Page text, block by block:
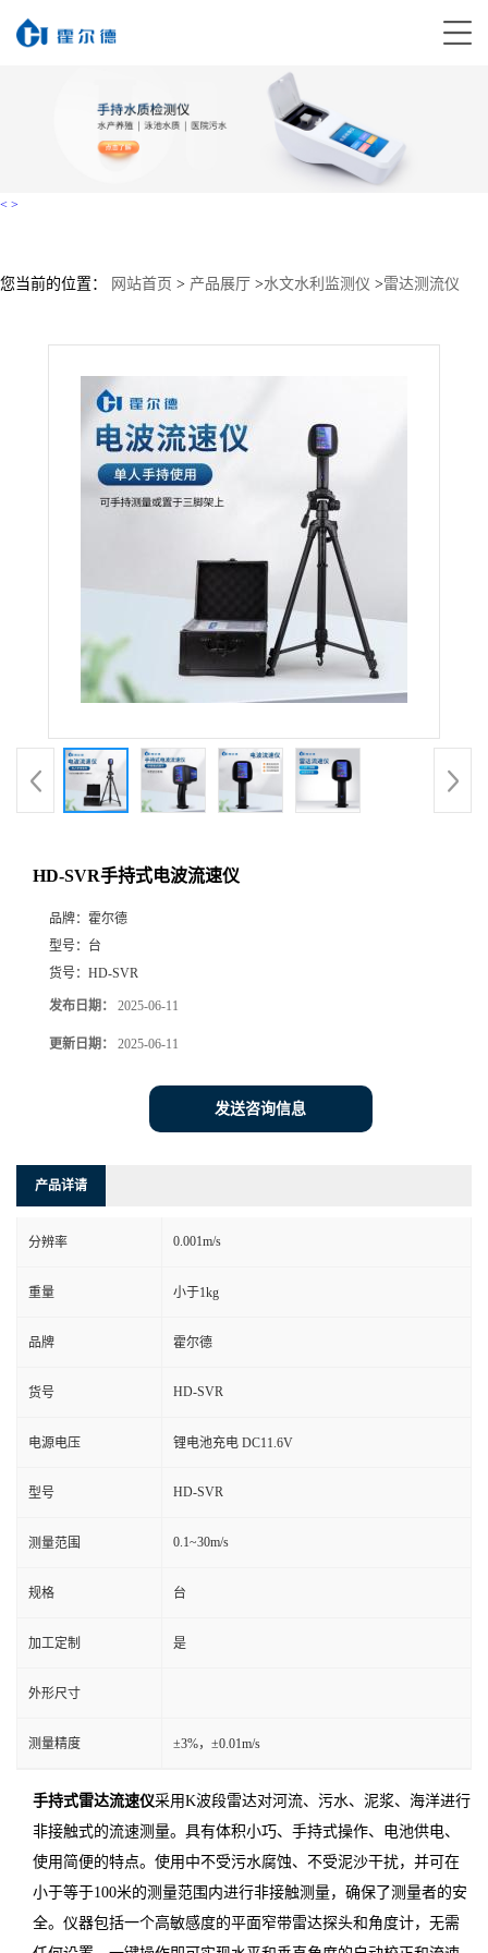
< >
您当前的位置： 网站首页 > 产品展厅 >水文水利监测仪 >雷达测流仪
HD-SVR手持式电波流速仪
品牌： 霍尔德
型号： 台
货号： HD-SVR
发布日期： 2025-06-11
更新日期： 2025-06-11
发送咨询信息
产品详请
分辨率 0.001m/s
重量 小于1kg
品牌 霍尔德
货号 HD-SVR
电源电压 锂电池充电 DC11.6V
型号 HD-SVR
测量范围 0.1~30m/s
规格 台
加工定制 是
外形尺寸
测量精度 ±3%，±0.01m/s
手持式雷达流速仪采用K波段雷达对河流、污水、泥浆、海洋进行
非接触式的流速测量。具有体积小巧、手持式操作、电池供电、
使用简便的特点。使用中不受污水腐蚀、不受泥沙干扰，并可在
小于等于100米的测量范围内进行非接触测量，确保了测量者的安
全。仪器包括一个高敏感度的平面窄带雷达探头和角度计，无需